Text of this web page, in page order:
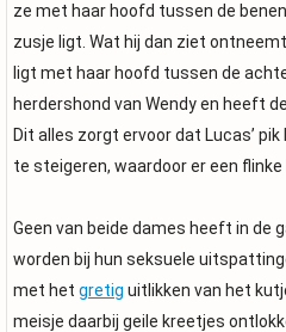
ze met haar hoofd tussen de
zusje ligt. Wat hij dan ziet
ligt met haar hoofd tussen de
herdershond van Wendy en heeft
Dit alles zorgt ervoor dat Lucas’
te steigeren, waardoor er een
Geen van beide dames heeft in de
worden bij hun seksuele
met het gretig uitlikken van het
meisje daarbij geile kreetjes